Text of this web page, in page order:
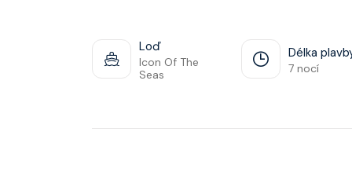
Loď
Icon Of The
Seas
Délka
7 nocí